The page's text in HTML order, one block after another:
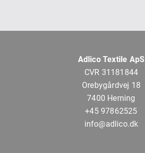
Adlico Textile ApS
CVR 31181844
Orebygårdvej 18
7400 Herning
+45 97862525
info@adlico.dk